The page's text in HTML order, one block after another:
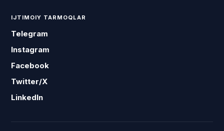
IJTIMOIY TARMOQLAR
Telegram
Instagram
Facebook
Twitter/X
LinkedIn